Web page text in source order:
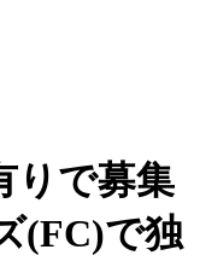
りで募集
(FC)で独